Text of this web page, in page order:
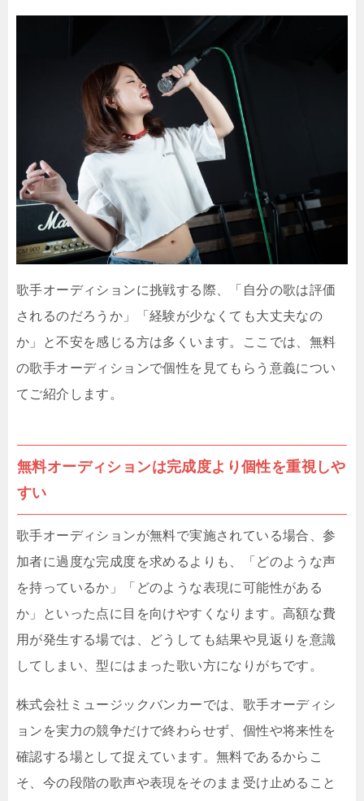
歌手オーディションに挑戦する際、「自分の歌は評価
されるのだろうか」「経験が少なくても大丈夫なの
か」と不安を感じる方は多くいます。ここでは、無料
の歌手オーディションで個性を見てもらう意義につい
てご紹介します。
無料オーディションは完成度より個性を重視しや
すい
歌手オーディションが無料で実施されている場合、参
加者に過度な完成度を求めるよりも、「どのような声
を持っているか」「どのような表現に可能性がある
か」といった点に目を向けやすくなります。高額な費
用が発生する場では、どうしても結果や見返りを意識
してしまい、型にはまった歌い方になりがちです。
株式会社ミュージックバンカーでは、歌手オーディシ
ョンを実力の競争だけで終わらせず、個性や将来性を
確認する場として捉えています。無料であるからこ
そ、今の段階の歌声や表現をそのまま受け止めること